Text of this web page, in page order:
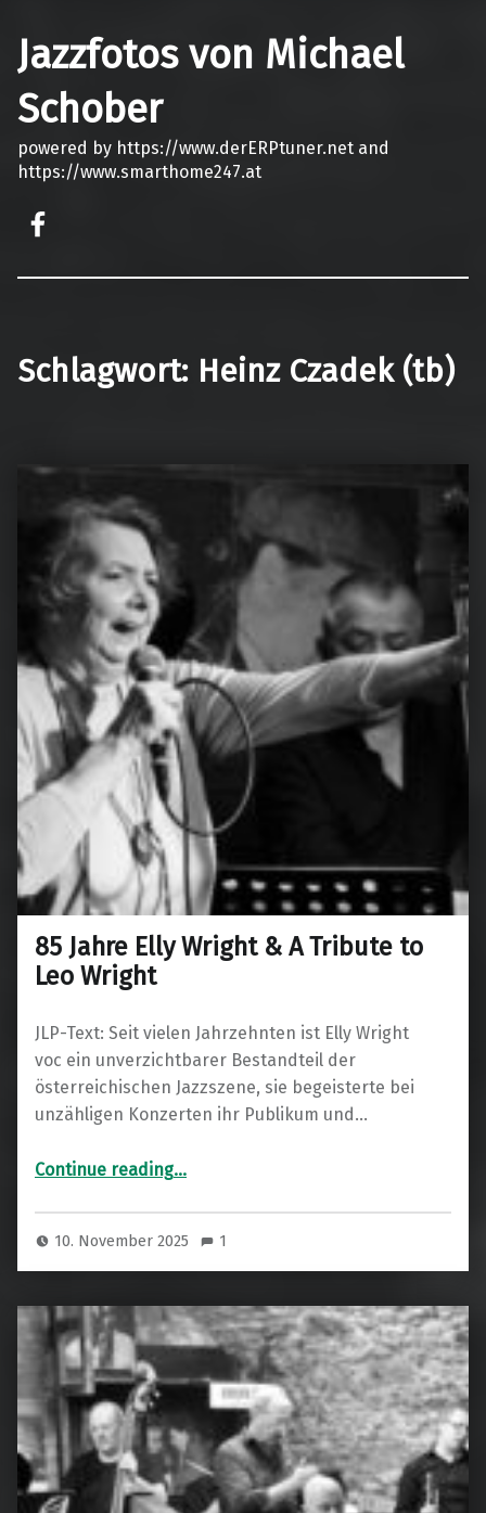
Jazzfotos von Michael
Schober
powered by https://www.derERPtuner.net and
https://www.smarthome247.at
Schlagwort: Heinz Czadek (tb)
85 Jahre Elly Wright & A Tribute to
Leo Wright
JLP-Text: Seit vielen Jahrzehnten ist Elly Wright
voc ein unverzichtbarer Bestandteil der
österreichischen Jazzszene, sie begeisterte bei
unzähligen Konzerten ihr Publikum und…
Continue reading“85 Jahre Elly Wright & A Tribute to Leo Wright”
…
10. November 2025 1